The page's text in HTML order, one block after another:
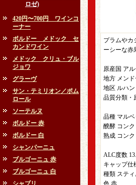
ロゼ)
420円〜700円 ワインコ
ーナー
ボルドー メドック セ
カンドワイン
メドック クリュ・ブル
ジョワ
グラーヴ
サン・テミリオン／ポム
ロール
ソーテルヌ
ボルドー 赤
ボルドー 白
シャンパーニュ
ブルゴーニュ 赤
ブルゴーニュ 白
シャブリ
プラムやカ
ーシーな赤
原産国 ア
地方 メン
地区 ルハ
品質分類・
品種 マルベ
醗酵 コン
熟成 コンク
ALC度数
キャップ仕
種類 ステ
色 赤